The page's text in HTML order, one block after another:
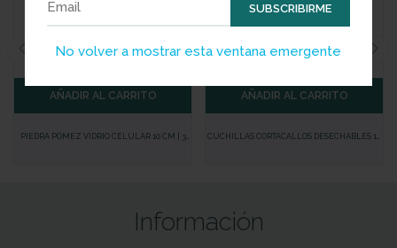
SUBSCRIBIRME
No volver a mostrar esta ventana emergente
AÑADIR AL CARRITO
PIEDRA PÓMEZ VIDRIO CELULAR 10 CM | 3
AÑADIR AL CARRITO
CUCHILLAS CORTACALLOS DESECHABLES 10
Información